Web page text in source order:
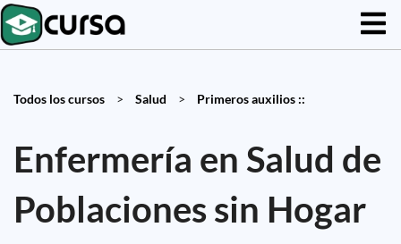
Todos los cursos > Salud > Primeros auxilios ::
Enfermería en Salud de
Poblaciones sin Hogar